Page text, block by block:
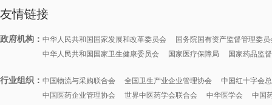
友情链接
政府机构： 中华人民共和国国家发展和改革委员会
国务院国有资产监督管理委员
中华人民共和国国家卫生健康委员会
国家医疗保障局 国家药品监
行业组织： 中国物流与采购联合会 全国卫生产业企业管理协会
中国红十字会
中国医药企业管理协会
世界中医药学会联合会 中华医学会
中国